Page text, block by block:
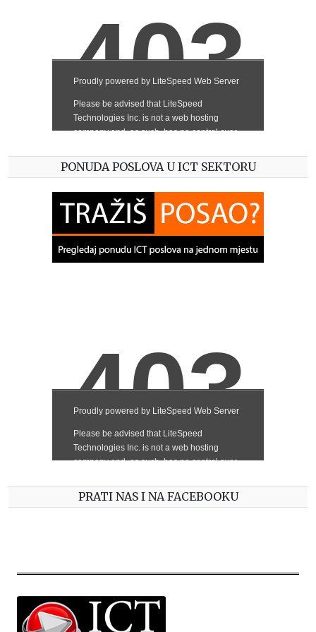
PONUDA POSLOVA U ICT SEKTORU
PRATI NAS I NA FACEBOOKU